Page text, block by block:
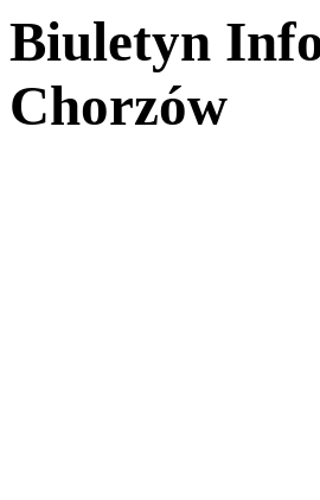
Biuletyn
Chorzów